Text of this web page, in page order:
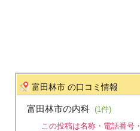
富田林市 の口コミ情報
富田林市の内科 (1件)
この投稿は名称・電話番号